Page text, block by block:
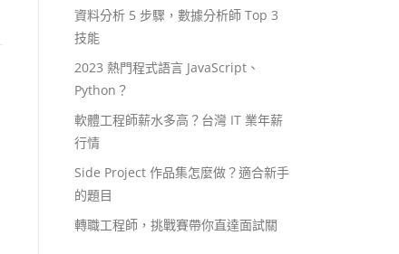
資料分析 5 步驟，數據分析師 Top 3
技能
2023 熱門程式語言 JavaScript、
Python？
軟體工程師薪水多高？台灣 IT 業年薪
行情
Side Project 作品集怎麼做？適合新手
的題目
轉職工程師，挑戰賽帶你直達面試關